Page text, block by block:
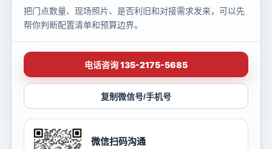
把门点数量、现场照片、是否利旧和对接需求发来，可以先
帮你判断配置清单和预算边界。
电话咨询 135-2175-5685
复制微信号/手机号
微信扫码沟通